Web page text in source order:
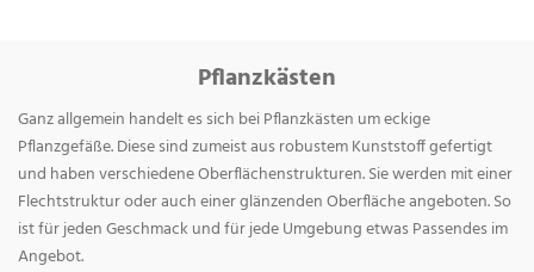
Pflanzkästen
Ganz allgemein handelt es sich bei Pflanzkästen um eckige
Pflanzgefäße. Diese sind zumeist aus robustem Kunststoff gefertigt
und haben verschiedene Oberflächenstrukturen. Sie werden mit einer
Flechtstruktur oder auch einer glänzenden Oberfläche angeboten. So
ist für jeden Geschmack und für jede Umgebung etwas Passendes im
Angebot.